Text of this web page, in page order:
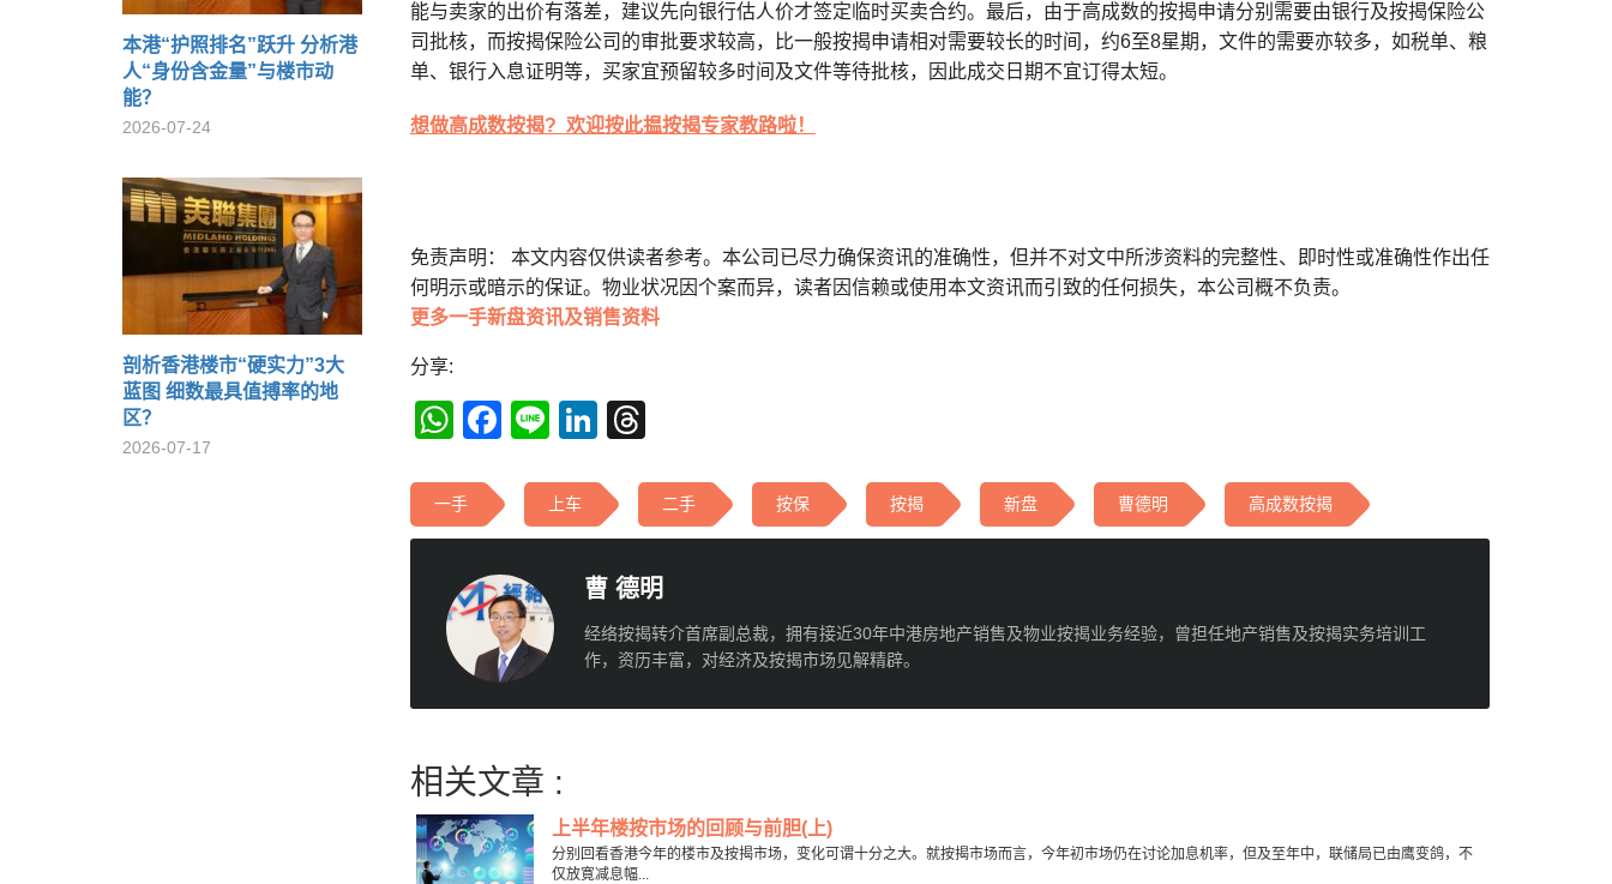
本港“护照排名”跃升 分析港
人“身份含金量”与楼市动
能？
2026-07-24
剖析香港楼市“硬实力”3大
蓝图 细数最具值搏率的地
区？
2026-07-17
能与卖家的出价有落差，建议先向银行估人价才签定临时买卖合约。最后，由于高成数的按揭申请分别需要由银行及按揭保险公
司批核，而按揭保险公司的审批要求较高，比一般按揭申请相对需要较长的时间，约6至8星期，文件的需要亦较多，如税单、粮
单、银行入息证明等，买家宜预留较多时间及文件等待批核，因此成交日期不宜订得太短。
想做高成数按揭? 欢迎按此揾按揭专家教路啦！
免责声明： 本文内容仅供读者参考。本公司已尽力确保资讯的准确性，但并不对文中所涉资料的完整性、即时性或准确性作出任
何明示或暗示的保证。物业状况因个案而异，读者因信赖或使用本文资讯而引致的任何损失，本公司概不负责。
更多一手新盘资讯及销售资料
分享:
WhatsApp
Facebook
LineLinkedIn
一手 上车 二手 按保 按揭 新盘 曹德明 高成数按揭
曹 德明
经络按揭转介首席副总裁，拥有接近30年中港房地产销售及物业按揭业务经验，曾担任地产销售及按揭实务培训工
作，资历丰富，对经济及按揭市场见解精辟。
相关文章 :
上半年楼按市场的回顾与前胆(上)
分别回看香港今年的楼市及按揭市场，变化可谓十分之大。就按揭市场而言，今年初市场仍在讨论加息机率，但及至年中，联储局已由鹰变鸽，不
仅放寛减息幅...